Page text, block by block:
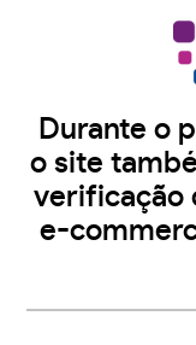
Durante o
o site
verificação
e-